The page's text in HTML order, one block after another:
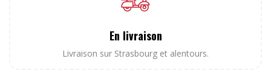
En livraison
Livraison sur Strasbourg et alentours.